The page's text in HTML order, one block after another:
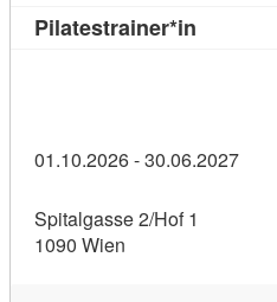
Pilatestrainer*in
01.10.2026 - 30.06.2027
Spitalgasse 2/Hof 1
1090 Wien